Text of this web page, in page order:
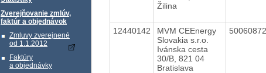
Zverejňovanie zmlúv,
faktúr a objednávok
Zmluvy zverejnené
od 1.1.2012
Faktúry
a objednávky
Žilina
12440142
MVM CEEnergy
Slovakia s.r.o.
Ivánska cesta
30/B, 821 04
Bratislava
50060872